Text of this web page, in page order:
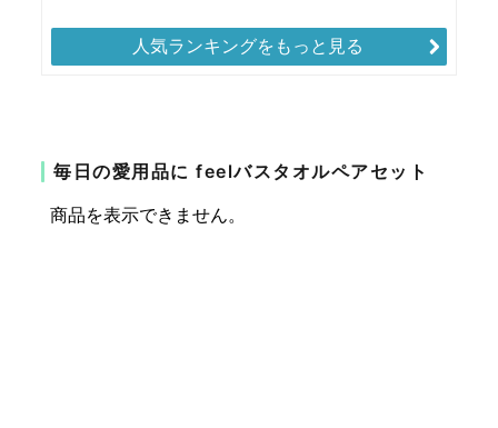
人気ランキングをもっと見る
毎日の愛用品に feelバスタオルペアセット